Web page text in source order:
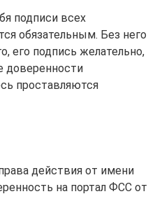
подписи всех
обязательным. Без него
его подпись желательно,
доверенности
проставляются
действия от имени
на портал ФСС от